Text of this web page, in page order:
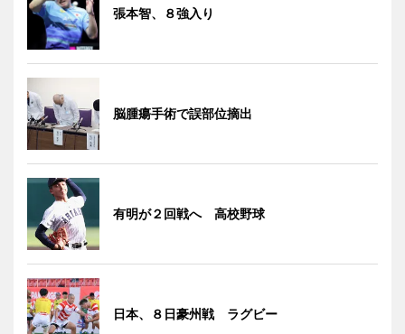
張本智、８強入り
脳腫瘍手術で誤部位摘出
有明が２回戦へ 高校野球
日本、８日豪州戦 ラグビー